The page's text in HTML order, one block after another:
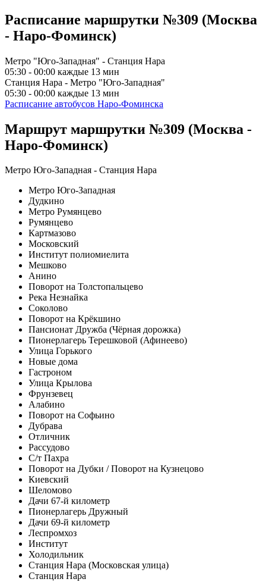
Расписание маршрутки №309 (Москва
- Наро-Фоминск)
Метро "Юго-Западная" - Станция Нара
05:30 - 00:00 каждые 13 мин
Станция Нара - Метро "Юго-Западная"
05:30 - 00:00 каждые 13 мин
Расписание автобусов Наро-Фоминска
Маршрут маршрутки №309 (Москва -
Наро-Фоминск)
Метро Юго-Западная - Станция Нара
Метро Юго-Западная
Дудкино
Метро Румянцево
Румянцево
Картмазово
Московский
Институт полиомиелита
Мешково
Анино
Поворот на Толстопальцево
Река Незнайка
Соколово
Поворот на Крёкшино
Пансионат Дружба (Чёрная дорожка)
Пионерлагерь Терешковой (Афинеево)
Улица Горького
Новые дома
Гастроном
Улица Крылова
Фрунзевец
Алабино
Поворот на Софьино
Дубрава
Отличник
Рассудово
С/т Пахра
Поворот на Дубки / Поворот на Кузнецово
Киевский
Шеломово
Дачи 67-й километр
Пионерлагерь Дружный
Дачи 69-й километр
Леспромхоз
Институт
Холодильник
Станция Нара (Московская улица)
Станция Нара